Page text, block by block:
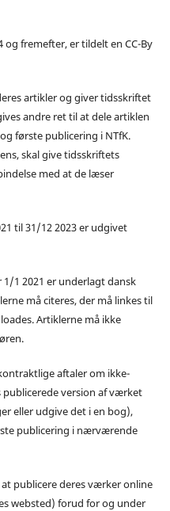
fremefter, er tildelt en CC-By
artikler og giver tidsskriftet
andre ret til at dele artiklen
første publicering i NTfK.
skal give tidsskriftets
med at de læser
til 31/12 2023 er udgivet
1 2021 er underlagt dansk
må citeres, der må linkes til
Artiklerne må ikke
aftaler om ikke-
version af værket
eller udgive det i en bog),
publicering i nærværende
publicere deres værker online
websted) forud for og under